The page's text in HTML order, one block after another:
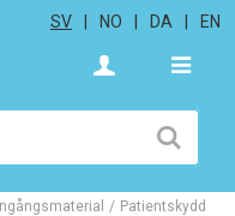
SV NO DA EN
/ Patientskydd